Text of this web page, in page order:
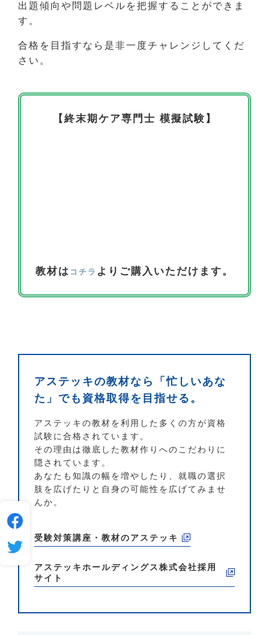
出題傾向や問題レベルを把握することができま
す。
合格を目指すなら是非一度チャレンジしてくだ
さい。
【終末期ケア専門士 模擬試験】
教材は コチラ よりご購入いただけます。
アステッキの教材なら「忙しいあな
た」でも資格取得を目指せる。
アステッキの教材を利用した多くの方が資格
試験に合格されています。
その理由は徹底した教材作りへのこだわりに
隠されています。
あなたも知識の幅を増やしたり、就職の選択
肢を広げたりと自身の可能性を広げてみませ
んか。
受験対策講座・教材のアステッキ
アステッキホールディングス株式会社採用
サイト